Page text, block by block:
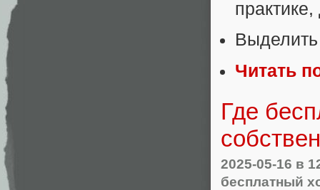
Выделить
Читать
Где
2025-05-16 в
бесплатный